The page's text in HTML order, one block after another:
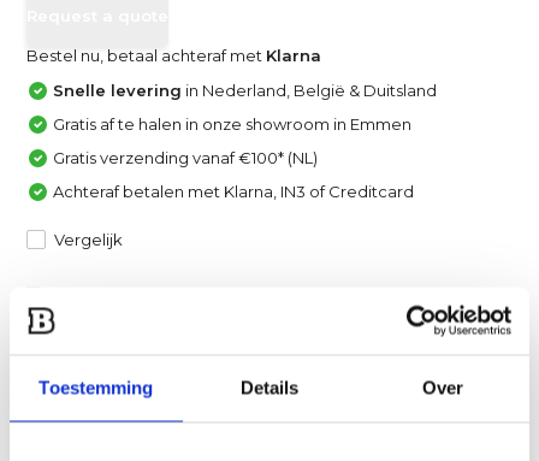
Toestemming Details Over
Bestel nu, betaal achteraf met Klarna
Snelle levering in Nederland, België & Duitsland
Gratis af te halen in onze showroom in Emmen
Gratis verzending vanaf €100* (NL)
Achteraf betalen met Klarna, IN3 of Creditcard
Vergelijk
Heb je een vraag over dit product?
Stuur ons een mail